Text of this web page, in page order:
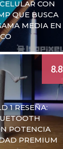
CON
QUE BUSCA
MEDIA EN
1 RESEÑA:
POTENCIA
PREMIUM
8.8